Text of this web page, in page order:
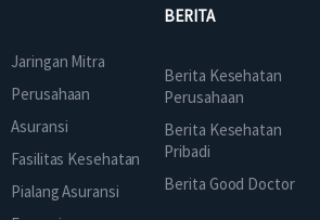
Jaringan Mitra
Perusahaan
Asuransi
Fasilitas Kesehatan
Pialang Asuransi
BERITA
Berita Kesehatan
Perusahaan
Berita Kesehatan
Pribadi
Berita Good Doctor